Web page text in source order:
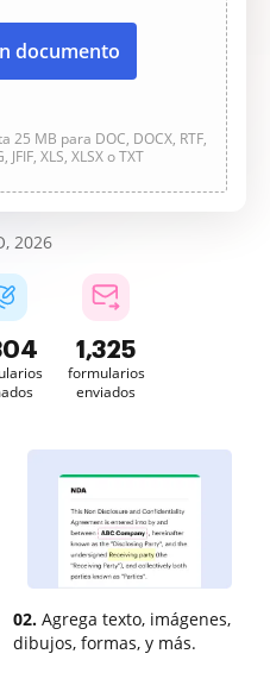
documento
25 MB para DOC, DOCX, RTF,
JFIF, XLS, XLSX o TXT
2026
1,325
formularios
enviados
02. Agrega texto, imágenes,
dibujos, formas, y más.